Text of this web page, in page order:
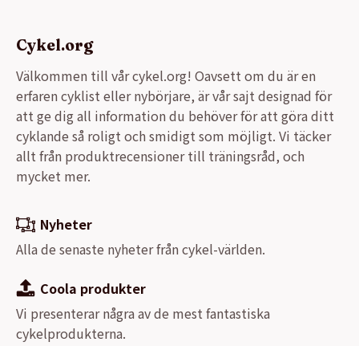
Cykel.org
Välkommen till vår cykel.org! Oavsett om du är en
erfaren cyklist eller nybörjare, är vår sajt designad för
att ge dig all information du behöver för att göra ditt
cyklande så roligt och smidigt som möjligt. Vi täcker
allt från produktrecensioner till träningsråd, och
mycket mer.
Nyheter
Alla de senaste nyheter från cykel-världen.
Coola produkter
Vi presenterar några av de mest fantastiska
cykelprodukterna.